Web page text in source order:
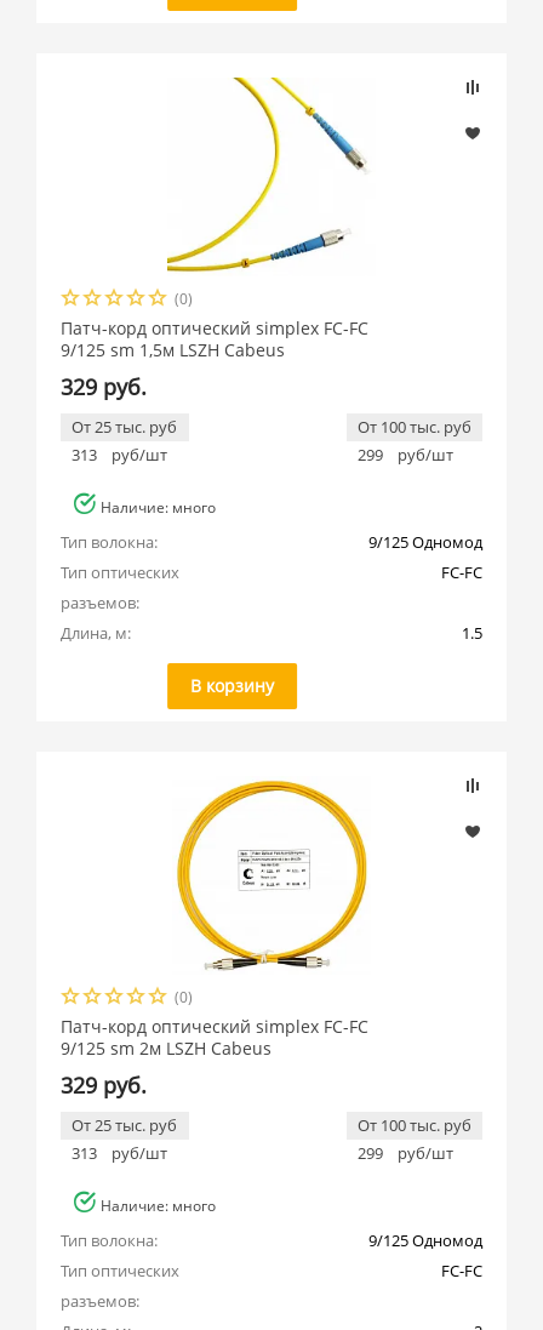
(0)
Патч-корд оптический simplex FC-FC
9/125 sm 1,5м LSZH Cabeus
329 руб.
От 25 тыс. руб
313
руб/шт
От 100 тыс. руб
299
руб/шт
Наличие: много
Тип волокна:
9/125 Одномод
Тип оптических
разъемов:
FC-FC
Длина, м: 1.5
В корзину
(0)
Патч-корд оптический simplex FC-FC
9/125 sm 2м LSZH Cabeus
329 руб.
От 25 тыс. руб
313
руб/шт
От 100 тыс. руб
299
руб/шт
Наличие: много
Тип волокна:
9/125 Одномод
Тип оптических
разъемов:
FC-FC